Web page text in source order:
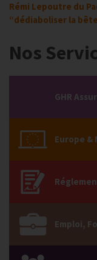
Rémi Lepoutre du
“dédiaboliser la
Nos
GHR
Europe &
Emploi,